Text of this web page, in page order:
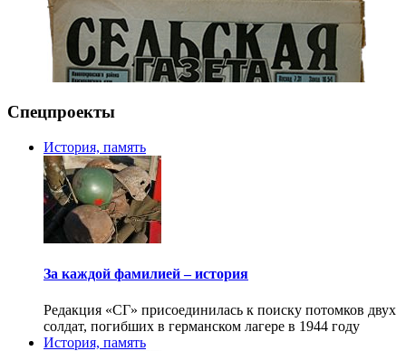
Спецпроекты
История, память
За каждой фамилией – история
Редакция «СГ» присоединилась к поиску потомков двух
солдат, погибших в германском лагере в 1944 году
История, память